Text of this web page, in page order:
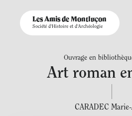
Les Amis de Montluçon
Société d'Histoire et d'Archéologie
Ouvrage en
Art roman
CARADEC